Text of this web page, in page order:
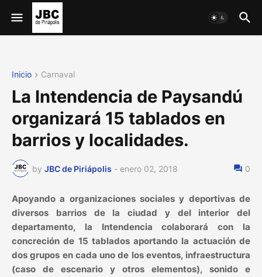
Inicio Carnaval
La Intendencia de Paysandú
organizará 15 tablados en
barrios y localidades.
by JBC de Piriápolis - enero 02, 2018 0
Apoyando a organizaciones sociales y deportivas de
diversos barrios de la ciudad y del interior del
departamento, la Intendencia colaborará con la
concreción de 15 tablados aportando la actuación de
dos grupos en cada uno de los eventos, infraestructura
(caso de escenario y otros elementos), sonido e